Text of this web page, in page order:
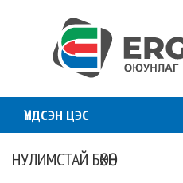
ҮНДСЭН ЦЭС
НУЛИМСТАЙ БӨХӨН